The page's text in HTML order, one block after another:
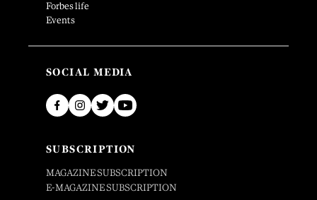
Forbes life
Events
SOCIAL MEDIA
SUBSCRIPTION
MAGAZINE SUBSCRIPTION
E-MAGAZINE SUBSCRIPTION